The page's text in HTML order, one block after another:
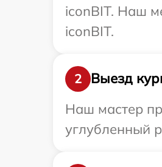
iconBIT. Наш
iconBIT.
2
Выезд
Наш мастер
углубленный